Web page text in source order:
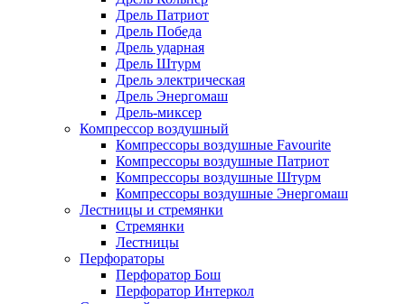
Дрель Патриот
Дрель Победа
Дрель ударная
Дрель Штурм
Дрель электрическая
Дрель Энергомаш
Дрель-миксер
Компрессор воздушный
Компрессоры воздушные Favourite
Компрессоры воздушные Патриот
Компрессоры воздушные Штурм
Компрессоры воздушные Энергомаш
Лестницы и стремянки
Стремянки
Лестницы
Перфораторы
Перфоратор Бош
Перфоратор Интеркол